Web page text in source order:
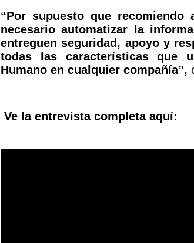
“Por supuesto que
necesario automatizar la
entreguen seguridad, apoyo y
todas las características que
Humano en cualquier compañía”,
Ve la entrevista completa aquí: